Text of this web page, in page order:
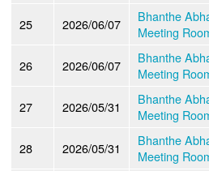
25 2026/06/07
Bhanthe
Meeting
26 2026/06/07
Bhanthe
Meeting
27 2026/05/31
Bhanthe
Meeting
28 2026/05/31
Bhanthe
Meeting